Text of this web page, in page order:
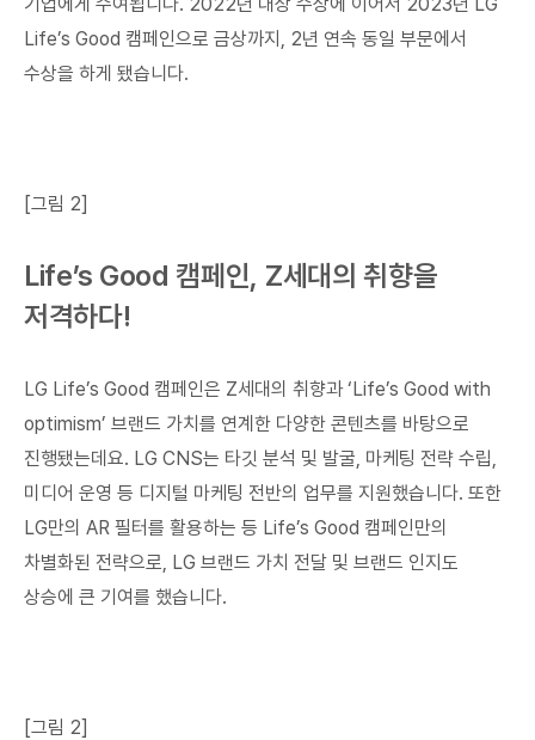
Life’s Good 캠페인으로 금상까지, 2년 연속 동일 부문에서
수상을 하게 됐습니다.
[그림 2]
Life’s Good 캠페인, Z세대의 취향을
저격하다!
LG Life’s Good 캠페인은 Z세대의 취향과 ‘Life’s Good with
optimism’ 브랜드 가치를 연계한 다양한 콘텐츠를 바탕으로
진행됐는데요. LG CNS는 타깃 분석 및 발굴, 마케팅 전략 수립,
미디어 운영 등 디지털 마케팅 전반의 업무를 지원했습니다. 또한
LG만의 AR 필터를 활용하는 등 Life’s Good 캠페인만의
차별화된 전략으로, LG 브랜드 가치 전달 및 브랜드 인지도
상승에 큰 기여를 했습니다.
[그림 2]